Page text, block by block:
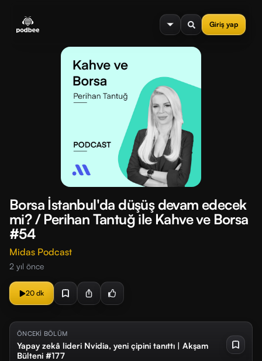
Giriş yap
menu
Borsa İstanbul'da düşüş devam edecek
mi? / Perihan Tantuğ ile Kahve ve Borsa
#54
Midas Podcast
2 yıl önce
20 dk
ÖNCEKİ BÖLÜM
Yapay zekâ lideri Nvidia, yeni çipini tanıttı | Akşam
Bülteni #177